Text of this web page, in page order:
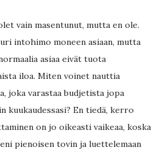
vain masentunut, mutta en ole.
intohimo moneen asiaan, mutta
asiaa eivät tuota
iloa. Miten voinet nauttia
joka varastaa budjetista jopa
kuukaudessasi? En tiedä, kerro
on jo oikeasti vaikeaa, koska
pienoisen tovin ja luettelemaan